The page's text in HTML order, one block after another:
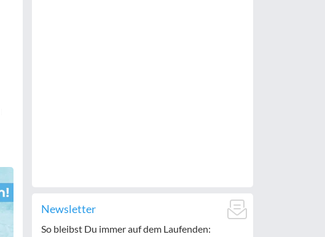
Newsletter
So bleibst Du immer auf dem Laufenden: